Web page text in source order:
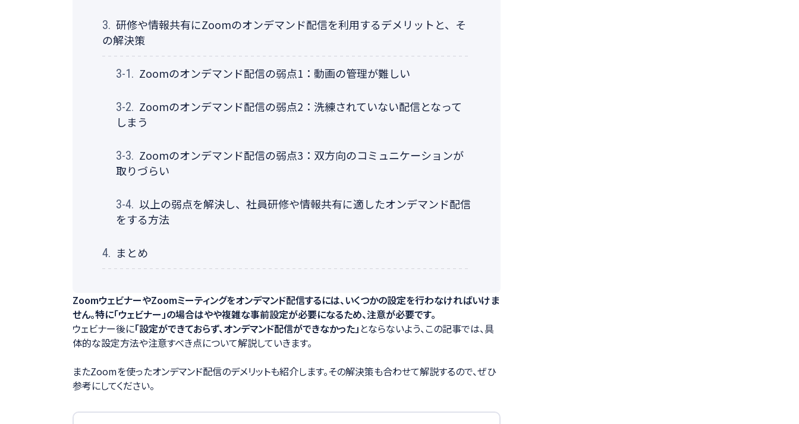
3. 研修や情報共有にZoomのオンデマンド配信を利用するデメリットと、そ
の解決策
3-1. Zoomのオンデマンド配信の弱点1：動画の管理が難しい
3-2. Zoomのオンデマンド配信の弱点2：洗練されていない配信となって
しまう
3-3. Zoomのオンデマンド配信の弱点3：双方向のコミュニケーションが
取りづらい
3-4. 以上の弱点を解決し、社員研修や情報共有に適したオンデマンド配信
をする方法
4. まとめ
ZoomウェビナーやZoomミーティングをオンデマンド配信するには、いくつかの設定を行わなければいけま
せん。特に「ウェビナー」の場合はやや複雑な事前設定が必要になるため、注意が必要です。
ウェビナー後に「設定ができておらず、オンデマンド配信ができなかった」 とならないよう、この記事では、具
体的な設定方法や注意すべき点について解説していきます。
またZoomを使ったオンデマンド配信のデメリットも紹介します。その解決策も合わせて解説するので、ぜひ
参考にしてください。